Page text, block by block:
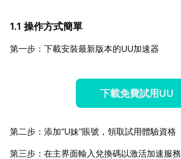
1.1 操作方式簡單
第一步：下載安裝最新版本的UU加速器
下載免費試用UU
第二步：添加“U妹”賬號，領取試用體驗資格
第三步：在主界面輸入兌換碼以激活加速服務